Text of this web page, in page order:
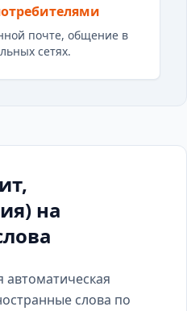
почте, общение в
сетях.
на
автоматическая
слова по